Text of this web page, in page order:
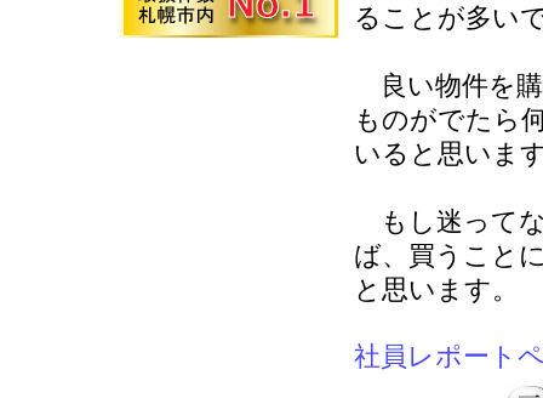
ることが多い
良い物件を
ものがでたら
いると思いま
もし迷って
ば、買うこと
と思います。
社員レポート